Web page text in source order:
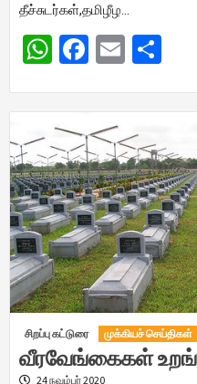
தீச்சுடர்கள்,தமிழீழ…
WhatsApp
Facebook
Email
சிறப்பு கட்டுரை முக்கியச் செய்திகள்
வீரவேங்கைகள்
24 நவம்பர் 2020